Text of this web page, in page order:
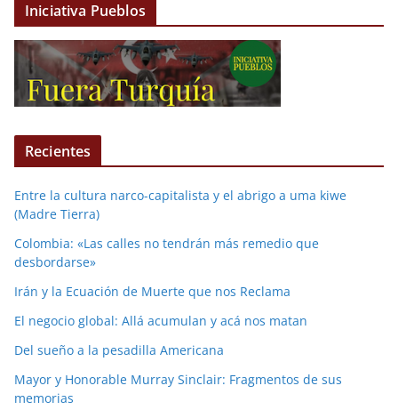
Iniciativa Pueblos
Recientes
Entre la cultura narco-capitalista y el abrigo a uma kiwe
(Madre Tierra)
Colombia: «Las calles no tendrán más remedio que
desbordarse»
Irán y la Ecuación de Muerte que nos Reclama
El negocio global: Allá acumulan y acá nos matan
Del sueño a la pesadilla Americana
Mayor y Honorable Murray Sinclair: Fragmentos de sus
memorias